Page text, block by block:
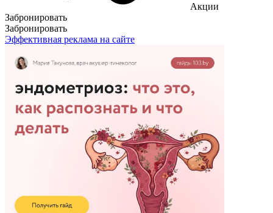
Акции
Забронировать
Забронировать
Эффективная реклама на сайте